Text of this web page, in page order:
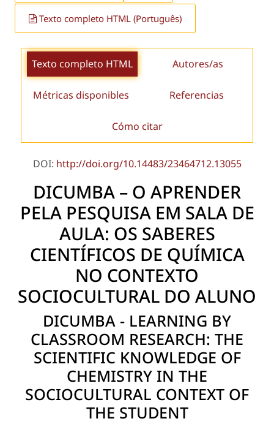
Texto completo HTML (Português)
Texto completo HTML Autores/as
Métricas disponibles Referencias
Cómo citar
DOI: http://doi.org/10.14483/23464712.13055
DICUMBA – O APRENDER
PELA PESQUISA EM SALA DE
AULA: OS SABERES
CIENTÍFICOS DE QUÍMICA
NO CONTEXTO
SOCIOCULTURAL DO ALUNO
DICUMBA - LEARNING BY
CLASSROOM RESEARCH: THE
SCIENTIFIC KNOWLEDGE OF
CHEMISTRY IN THE
SOCIOCULTURAL CONTEXT OF
THE STUDENT